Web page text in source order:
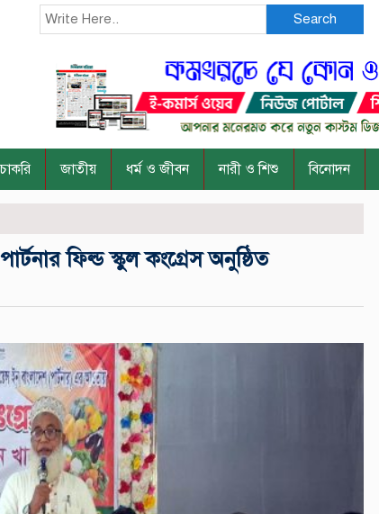
Search
চাকরি জাতীয় ধর্ম ও জীবন নারী ও শিশু বিনোদন
ফিল্ড স্কুল কংগ্রেস অনুষ্ঠিত